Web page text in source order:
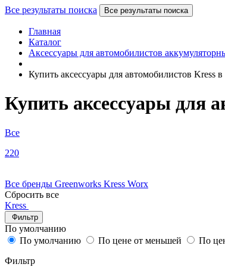
Все результаты поиска Все результаты поиска
Главная
Каталог
Аксессуары для автомобилистов
Купить аксессуары для автомобилистов Kress
Купить аксессуары для
Все
220
Все бренды Greenworks Kress Worx
Сбросить все
Kress
Фильтр
По умолчанию
По умолчанию
По цене от меньшей По
Фильтр